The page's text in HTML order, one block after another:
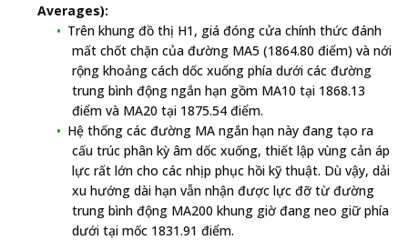
Averages):
Trên khung đồ thị H1, giá đóng cửa chính thức đánh
mất chốt chặn của đường MA5 (1864.80 điểm) và nới
rộng khoảng cách dốc xuống phía dưới các đường
trung bình động ngắn hạn gồm MA10 tại 1868.13
điểm và MA20 tại 1875.54 điểm.
Hệ thống các đường MA ngắn hạn này đang tạo ra
cấu trúc phân kỳ âm dốc xuống, thiết lập vùng cản áp
lực rất lớn cho các nhịp phục hồi kỹ thuật. Dù vậy, dải
xu hướng dài hạn vẫn nhận được lực đỡ từ đường
trung bình động MA200 khung giờ đang neo giữ phía
dưới tại mốc 1831.91 điểm.